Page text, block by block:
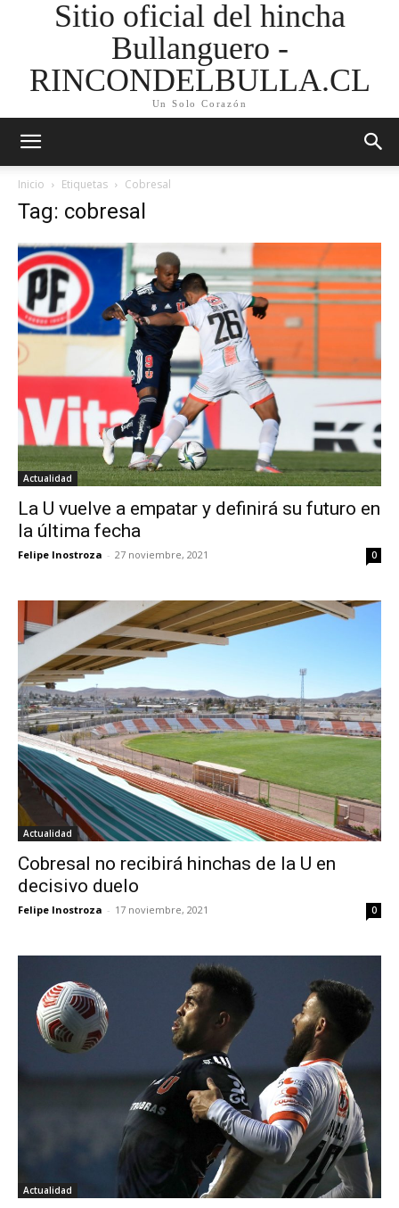
Sitio oficial del hincha
Bullanguero -
RINCONDELBULLA.CL
Un Solo Corazón
Inicio Etiquetas Cobresal
Tag: cobresal
Actualidad
La U vuelve a empatar y definirá su futuro en
la última fecha
Felipe Inostroza - 27 noviembre, 2021 0
Actualidad
Cobresal no recibirá hinchas de la U en
decisivo duelo
Felipe Inostroza - 17 noviembre, 2021 0
Actualidad